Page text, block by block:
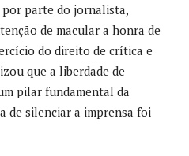
parte do jornalista,
de macular a honra de
do direito de crítica e
que a liberdade de
pilar fundamental da
de silenciar a imprensa foi